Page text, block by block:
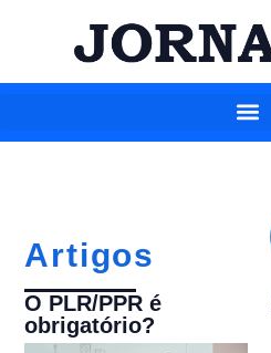
Artigos
O PLR/PPR é
obrigatório?